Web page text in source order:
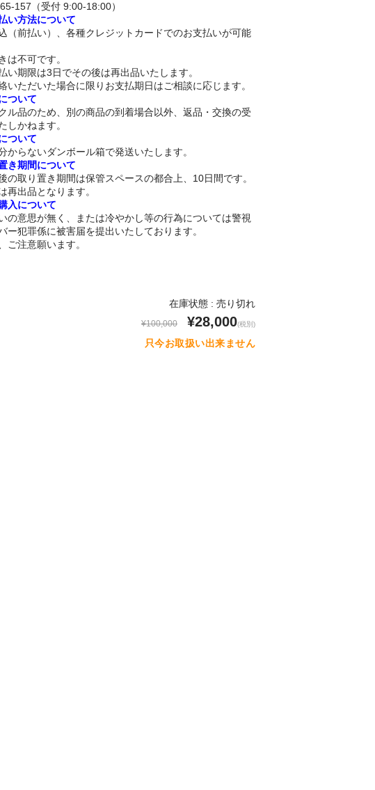
157（受付 9:00-18:00）
い方法について
（前払い）、各種クレジットカードでのお支払いが可能
は不可です。
い期限は3日でその後は再出品いたします。
いただいた場合に限りお支払期日はご相談に応じます。
ついて
ル品のため、別の商品の到着場合以外、返品・交換の受
しかねます。
ついて
からないダンボール箱で発送いたします。
き期間について
の取り置き期間は保管スペースの都合上、10日間です。
再出品となります。
入について
の意思が無く、または冷やかし等の行為については警視
ー犯罪係に被害届を提出いたしております。
ご注意願います。
在庫状態 : 売り切れ
¥100,000 ¥28,000(税別)
只今お取扱い出来ません